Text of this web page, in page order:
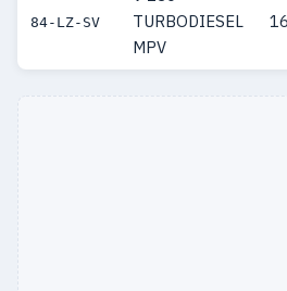
84-LZ-SV
TURBODIESEL
MPV